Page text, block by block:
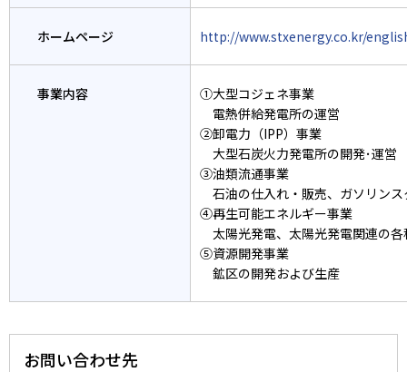
ホームページ http://www.stxenergy.co.kr/
事業内容
①大型コジェネ事業
電熱併給発電所の運営
②卸電力（IPP）事業
大型石炭火力発電所の開発･運営
③油類流通事業
石油の仕入れ・販売、ガソリン
④再生可能エネルギー事業
太陽光発電、太陽光発電関連の
⑤資源開発事業
鉱区の開発および生産
お問い合わせ先